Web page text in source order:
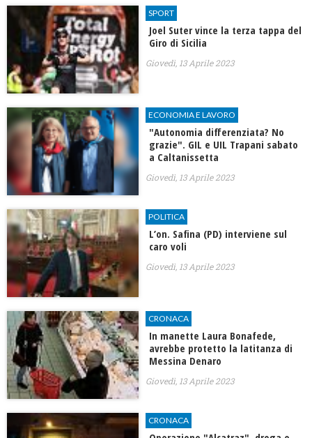
SPORT
Joel Suter vince la terza tappa del
Giro di Sicilia
Giovedì, 13 Aprile 2023
ECONOMIA E LAVORO
"Autonomia differenziata? No
grazie". GIL e UIL Trapani sabato
a Caltanissetta
Giovedì, 13 Aprile 2023
POLITICA
L’on. Safina (PD) interviene sul
caro voli
Giovedì, 13 Aprile 2023
CRONACA
In manette Laura Bonafede,
avrebbe protetto la latitanza di
Messina Denaro
Giovedì, 13 Aprile 2023
CRONACA